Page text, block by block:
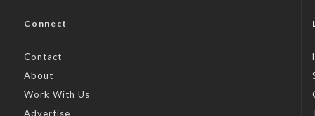
Connect
Contact
About
Work With Us
Advertise